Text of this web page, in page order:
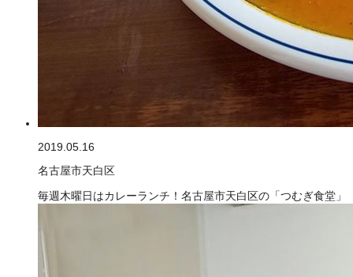
2019.05.16
名古屋市天白区
毎週木曜日はカレーランチ！名古屋市天白区の「つむぎ食堂」